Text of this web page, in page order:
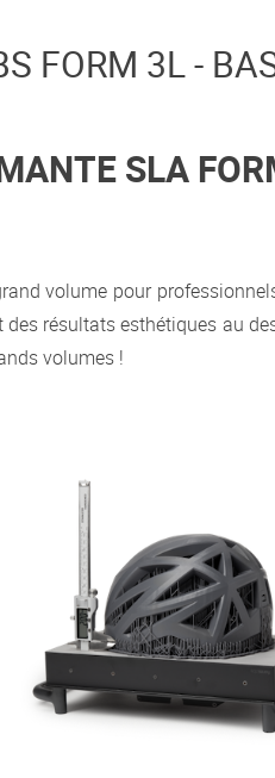
FORM 3L -
SLA
volume pour
résultats esthétiques au
volumes !